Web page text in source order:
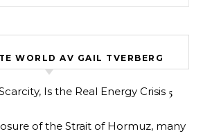
WORLD AV GAIL TVERBERG
Is the Real Energy Crisis 5
of the Strait of Hormuz, many